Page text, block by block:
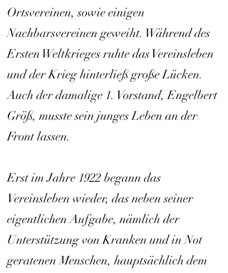
Ortsvereinen, sowie einigen
Nachbarsvereinen geweiht. Während des
Ersten Weltkrieges ruhte das Vereinsleben
und der Krieg hinterließ große Lücken.
Auch der damalige 1. Vorstand, Engelbert
Größ, musste sein junges Leben an der
Front lassen.
Erst im Jahre 1922 begann das
Vereinsleben wieder, das neben seiner
eigentlichen Aufgabe, nämlich der
Unterstützung von Kranken und in Not
geratenen Menschen, hauptsächlich dem